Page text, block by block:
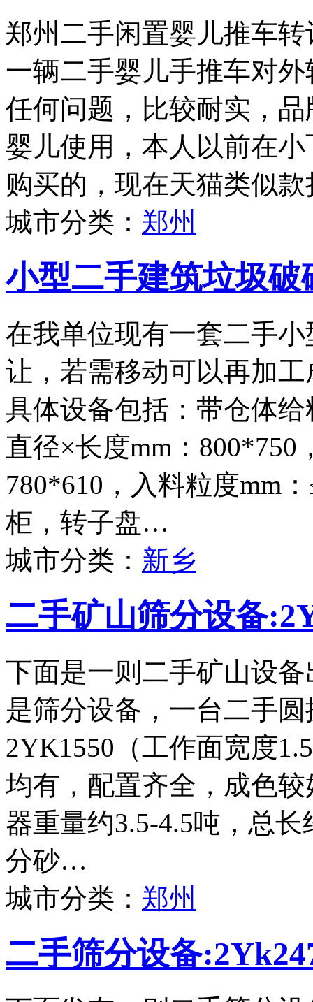
郑州二手闲置婴儿推车
一辆二手婴儿手推车对
任何问题，比较耐实，品
婴儿使用，本人以前在
购买的，现在天猫类似
城市分类： 郑州
小型二手建筑垃圾破
在我单位现有一套二手
让，若需移动可以再加
具体设备包括：带仓体
直径×长度mm：
780*610，入料粒度mm
柜，转子盘…
城市分类： 新乡
二手矿山筛分设备
下面是一则二手矿山设
是筛分设备，一台二手
2YK1550（工作面宽度
均有，配置齐全，成色
器重量约3.5-4.5吨，总
分砂…
城市分类： 郑州
二手筛分设备